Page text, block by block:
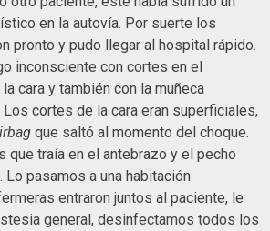
en la autovía. Por suerte los
pronto y pudo llegar al hospital rápido.
inconsciente con cortes en el
cara y también con la muñeca
cortes de la cara eran superficiales,
que saltó al momento del choque.
que traía en el antebrazo y el pecho
pasamos a una habitación
entraron juntos al paciente, le
general, desinfectamos todos los